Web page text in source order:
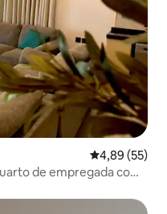
4,89 de uma
4,89 (55)
de empregada com